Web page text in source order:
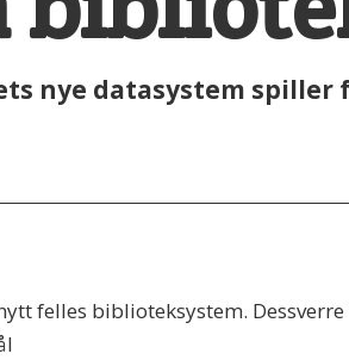
nye datasystem
felles biblioteksystem.